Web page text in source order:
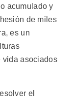
acumulado y
de miles
es un
vida asociados
el